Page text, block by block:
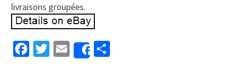
livraisons groupées.
Facebook
Twitter
EmailShare